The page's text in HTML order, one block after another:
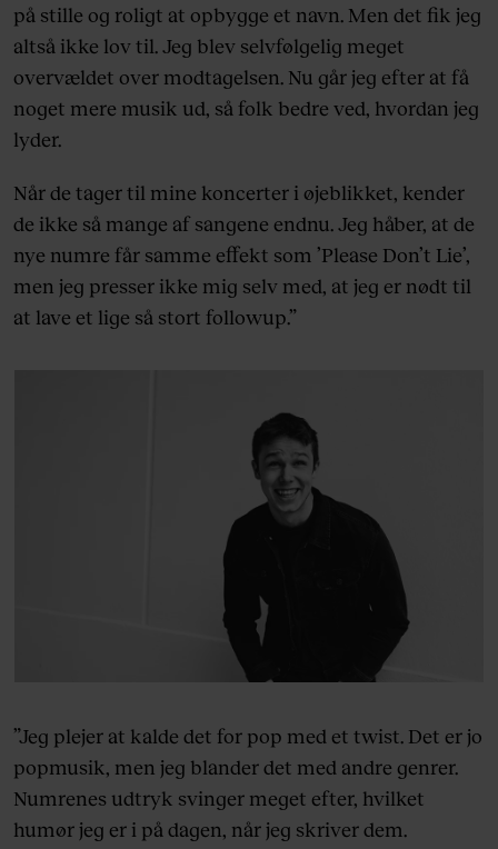
på stille og roligt at opbygge et navn. Men det fik jeg
altså ikke lov til. Jeg blev selvfølgelig meget
overvældet over modtagelsen. Nu går jeg efter at få
noget mere musik ud, så folk bedre ved, hvordan jeg
lyder.
Når de tager til mine koncerter i øjeblikket, kender
de ikke så mange af sangene endnu. Jeg håber, at de
nye numre får samme effekt som ’Please Don’t Lie’,
men jeg presser ikke mig selv med, at jeg er nødt til
at lave et lige så stort followup.”
”Jeg plejer at kalde det for pop med et twist. Det er jo
popmusik, men jeg blander det med andre genrer.
Numrenes udtryk svinger meget efter, hvilket
humør jeg er i på dagen, når jeg skriver dem.